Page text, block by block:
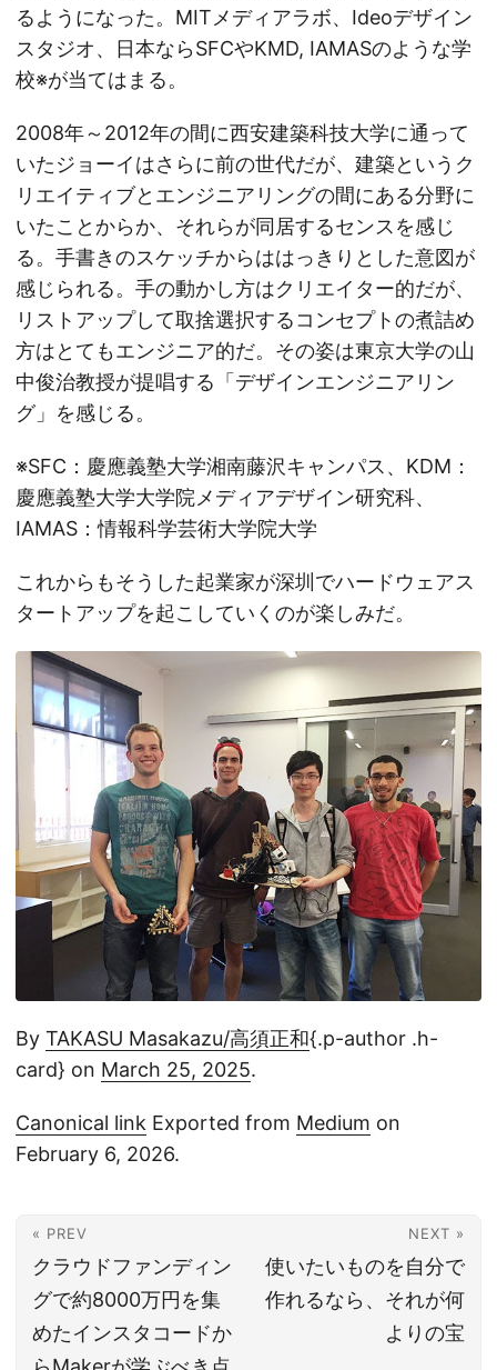
るようになった。MITメディアラボ、Ideoデザイン
スタジオ、日本ならSFCやKMD, IAMASのような学
校※が当てはまる。
2008年～2012年の間に西安建築科技大学に通って
いたジョーイはさらに前の世代だが、建築というク
リエイティブとエンジニアリングの間にある分野に
いたことからか、それらが同居するセンスを感じ
る。手書きのスケッチからははっきりとした意図が
感じられる。手の動かし方はクリエイター的だが、
リストアップして取捨選択するコンセプトの煮詰め
方はとてもエンジニア的だ。その姿は東京大学の山
中俊治教授が提唱する「デザインエンジニアリン
グ」を感じる。
※SFC：慶應義塾大学湘南藤沢キャンパス、KDM：
慶應義塾大学大学院メディアデザイン研究科、
IAMAS：情報科学芸術大学院大学
これからもそうした起業家が深圳でハードウェアス
タートアップを起こしていくのが楽しみだ。
By TAKASU Masakazu/高須正和{.p-author .h-
card} on March 25, 2025.
Canonical link Exported from Medium on
February 6, 2026.
« PREV
クラウドファンディン
グで約8000万円を集
めたインスタコードか
NEXT »
使いたいものを自分で
作れるなら、それが何
よりの宝